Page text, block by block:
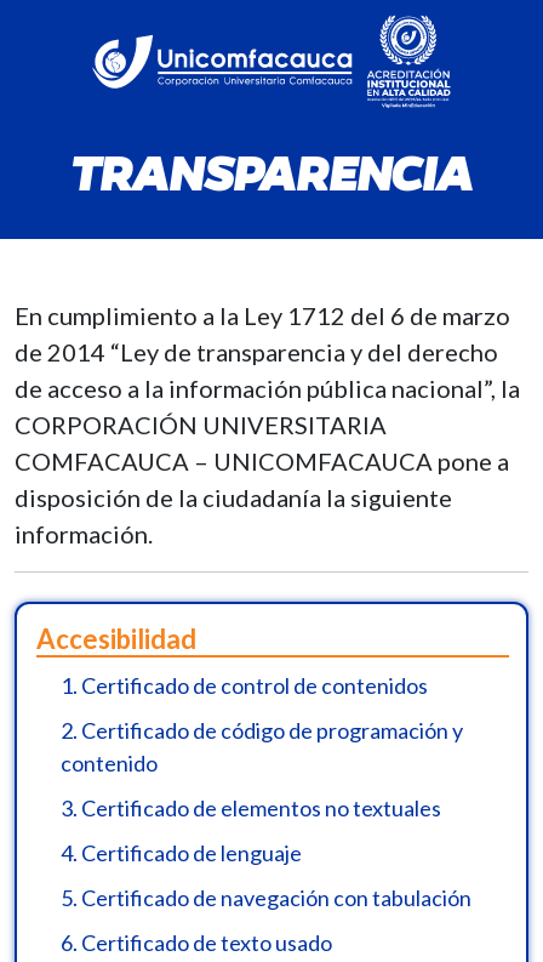
TRANSPARENCIA
Transparencia y acceso a Información
En cumplimiento a la Ley 1712 del 6 de marzo
de 2014 “Ley de transparencia y del derecho
de acceso a la información pública nacional”, la
CORPORACIÓN UNIVERSITARIA
COMFACAUCA – UNICOMFACAUCA pone a
disposición de la ciudadanía la siguiente
información.
Accesibilidad
1. Certificado de control de contenidos
2. Certificado de código de programación y
contenido
3. Certificado de elementos no textuales
4. Certificado de lenguaje
5. Certificado de navegación con tabulación
6. Certificado de texto usado